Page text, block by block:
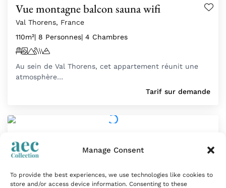
Manage Consent
To provide the best experiences, we use technologies like cookies to
store and/or access device information. Consenting to these
Vue montagne balcon sauna wifi
Val Thorens, France
110m²| 8 Personnes| 4 Chambres
Au sein de Val Thorens, cet appartement réunit une
atmosphère…
Tarif sur demande